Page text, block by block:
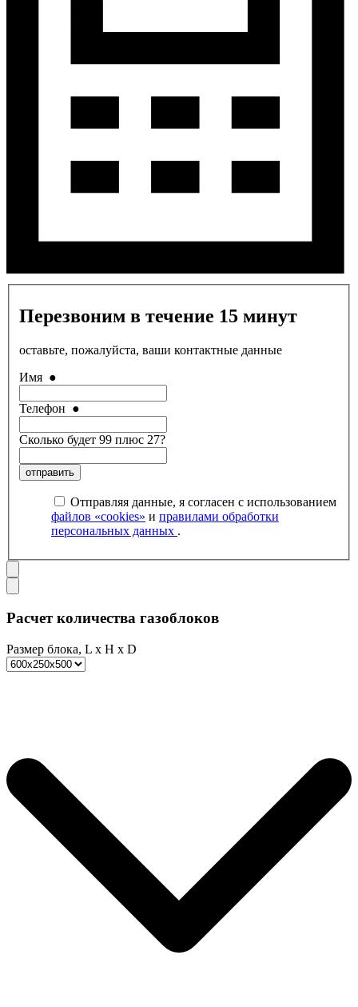
Перезвоним в течение 15 минут
оставьте, пожалуйста, ваши контактные данные
Имя ●
Телефон ●
Сколько будет 99 плюс 27?
отправить
Отправляя данные, я согласен с использованием
файлов «cookies» и правилами обработки
персональных данных .
Расчет количества газоблоков
Размер блока, L x H x D